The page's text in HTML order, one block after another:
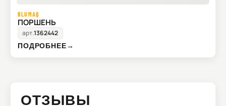
BLUMAQ
ПОРШЕНЬ
арт.1362442
ПОДРОБНЕЕ→
ОТЗЫВЫ